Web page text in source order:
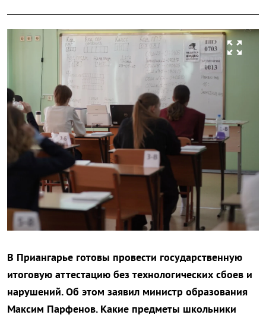
zoom_out_map
В Приангарье готовы провести государственную
итоговую аттестацию без технологических сбоев и
нарушений. Об этом заявил министр образования
Максим Парфенов. Какие предметы школьники